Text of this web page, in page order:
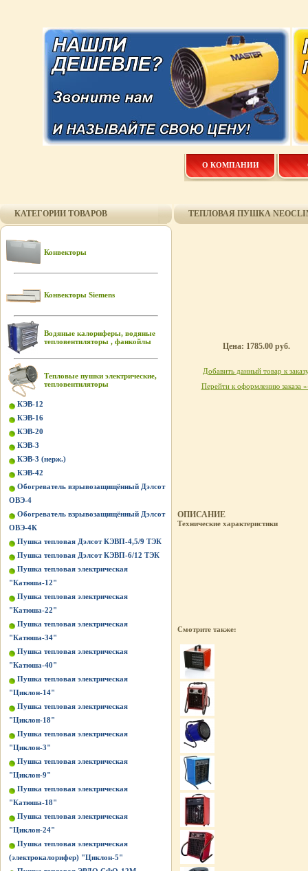
О КОМПАНИИ
КАТЕГОРИИ ТОВАРОВ
Конвекторы
Конвекторы Siemens
Водяные калориферы, водяные
тепловентиляторы , фанкойлы
Тепловые пушки электрические,
тепловентиляторы
КЭВ-12
КЭВ-16
КЭВ-20
КЭВ-3
КЭВ-3 (нерж.)
КЭВ-42
Обогреватель взрывозащищённый Дэлсот
ОВЭ-4
Обогреватель взрывозащищённый Дэлсот
ОВЭ-4К
Пушка тепловая Дэлсот КЭВП-4,5/9 ТЭК
Пушка тепловая Дэлсот КЭВП-6/12 ТЭК
Пушка тепловая электрическая
"Катюша-12"
Пушка тепловая электрическая
"Катюша-22"
Пушка тепловая электрическая
"Катюша-34"
Пушка тепловая электрическая
"Катюша-40"
Пушка тепловая электрическая
"Циклон-14"
Пушка тепловая электрическая
"Циклон-18"
Пушка тепловая электрическая
"Циклон-3"
Пушка тепловая электрическая
"Циклон-9"
Пушка тепловая электрическая
"Катюша-18"
Пушка тепловая электрическая
"Циклон-24"
Пушка тепловая электрическая
(электрокалорифер) "Циклон-5"
ТЕПЛОВАЯ ПУШКА
Цена: 1785.00 руб.
Добавить данный товар к
Перейти к оформлению заказа
ОПИСАНИЕ
Технические характеристики
Смотрите также: